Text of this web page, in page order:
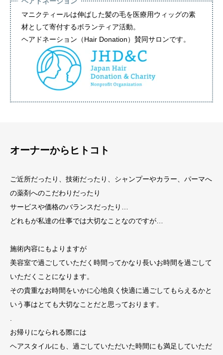
マニクティールは伸ばした髪の毛を医療用ウィッグの素
材として寄付するボランティア活動。
ヘアドネーション（Hair Donation）賛同サロンです。
オーナーからヒトコト
ご近所だったり、技術だったり、シャンプーやカラー、パーマへ
の薬剤へのこだわりだったり
サービスや価格のバランスだったり…
どれもが私達の仕事では大切なことなのですが…
施術内容にもよりますが
美容室で過ごしていただく時間ってかなり長いお時間を過ごして
いただくことになります。
その貴重なお時間をいかに心地良く快適に過ごしてもらえるかと
いう事はとても大切なことだと思っております。
お帰りになられる際には
ヘアスタイルにも、過ごしていただいた時間にも満足していただ